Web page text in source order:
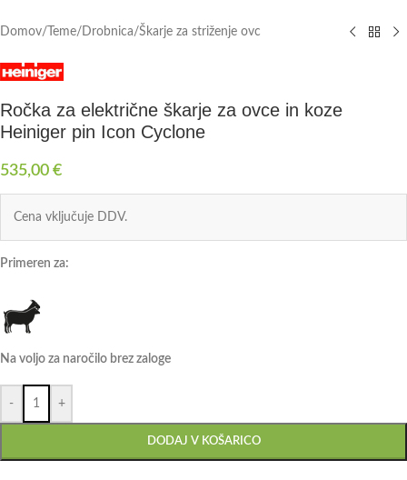
Domov/ Teme/ Drobnica/Škarje za striženje ovc
Ročka za električne škarje za ovce in koze
Heiniger pin Icon Cyclone
535,00 €
Cena vključuje DDV.
Primeren za:
Na voljo za naročilo brez zaloge
- +
DODAJ V KOŠARICO